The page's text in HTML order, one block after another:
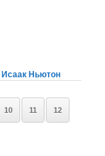
Исаак Ньютон
10 11 12